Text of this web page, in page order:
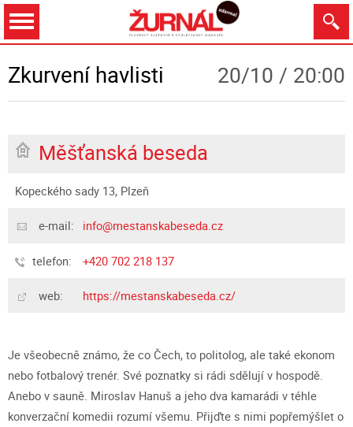
20/10 / 20:00
Zkurvení havlisti
Měšťanská beseda
Kopeckého sady 13, Plzeň
e-mail: info@mestanskabeseda.cz
telefon: +420 702 218 137
web: https://mestanskabeseda.cz/
Je všeobecně známo, že co Čech, to politolog, ale také ekonom
nebo fotbalový trenér. Své poznatky si rádi sdělují v hospodě.
Anebo v sauně. Miroslav Hanuš a jeho dva kamarádi v téhle
konverzační komedii rozumí všemu. Přijďte s nimi popřemýšlet o